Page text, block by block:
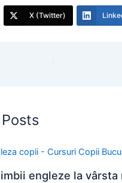
X (Twitter)
engleze la vârsta